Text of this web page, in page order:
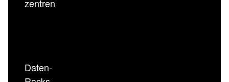
zentren
Daten-